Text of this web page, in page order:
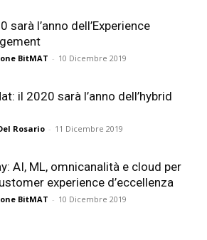
sarà l’anno dell’Experience
BitMAT - 10 Dicembre 2019
il 2020 sarà l’anno dell’hybrid
Rosario - 11 Dicembre 2019
AI, ML, omnicanalità e cloud per
experience d’eccellenza
BitMAT - 10 Dicembre 2019